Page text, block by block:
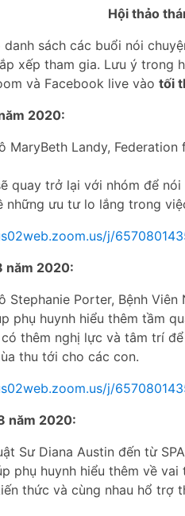
Hội thảo
sách các buổi nói
xếp tham gia. Lưu ý trong
và Facebook live vào tối
2020:
MaryBeth Landy,
quay trở lại với nhóm để
những ưu tư lo lắng trong
j/
năm 2020:
Stephanie Porter, Bệnh
phụ huynh hiểu thêm tầm
thêm nghị lực và tâm trí
thu tới cho các con.
j/
năm 2020:
Sư Diana Austin đến từ
phụ huynh hiểu thêm về
thức và cùng nhau hổ